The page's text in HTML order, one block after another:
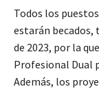
Todos los
estarán becados,
de 2023, por la
Profesional Dual
Además, los